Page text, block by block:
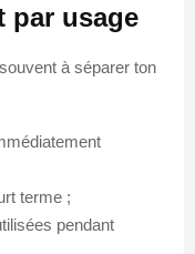
par usage
à séparer ton
terme ;
pendant